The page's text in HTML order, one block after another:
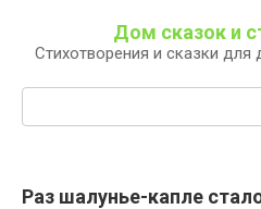
контенту
Дом сказок и
Стихотворения и сказки для
Раз шалунье-капле